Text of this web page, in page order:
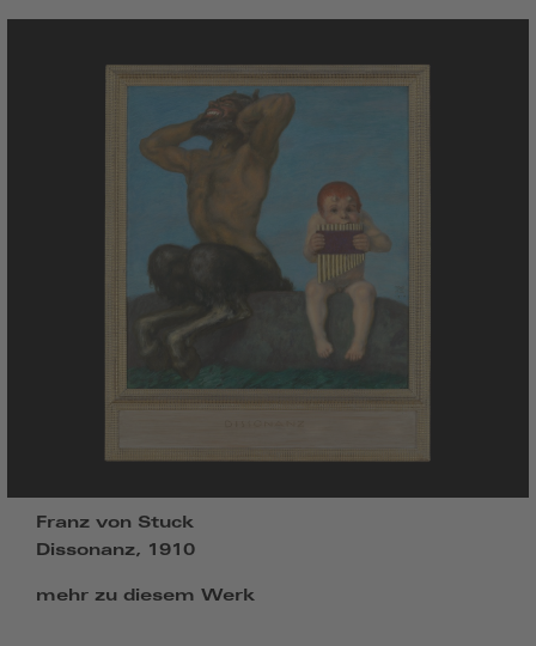
Franz von Stuck
Dissonanz, 1910
mehr zu diesem Werk